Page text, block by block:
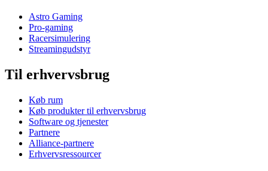
Astro Gaming
Pro-gaming
Racersimulering
Streamingudstyr
Til erhvervsbrug
Køb rum
Køb produkter til erhvervsbrug
Software og tjenester
Partnere
Alliance-partnere
Erhvervsressourcer